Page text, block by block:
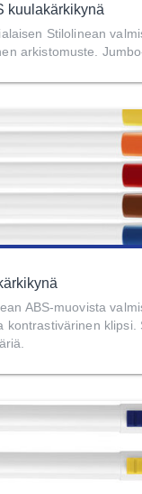
kuulakärkikynä
Stilolinean
arkistomuste.
ABS-muovista
kontrastivärinen klipsi.